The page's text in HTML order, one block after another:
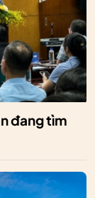
đang tìm